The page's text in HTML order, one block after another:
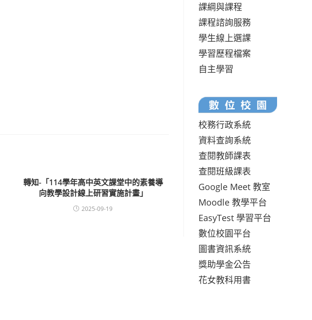
轉知-「114學年高中英文課堂中的素養導
向教學設計線上研習實施計畫」
2025-09-19
課綱與課程
課程諮詢服務
學生線上選課
學習歷程檔案
自主學習
校務行政系統
資料查詢系統
查閱教師課表
查閱班級課表
Google Meet 教室
Moodle 教學平台
EasyTest 學習平台
數位校園平台
圖書資訊系統
獎助學金公告
花女教科用書